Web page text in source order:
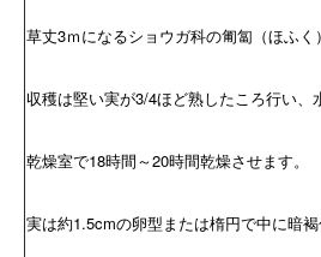
草丈3ｍになるショウガ科の匍匐（ほふく
収穫は堅い実が3/4ほど熟したころ行い、
乾燥室で18時間～20時間乾燥させます。
実は約1.5cmの卵型または楕円で中に暗